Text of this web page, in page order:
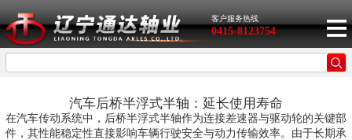
客户服务热线
0415-8123754
汽车后桥半浮式半轴：延长使用寿命
在汽车传动系统中，后桥半浮式半轴作为连接差速器与驱动轮的关键部
件，其性能稳定性直接影响车辆行驶安全与动力传输效率。由于长期承